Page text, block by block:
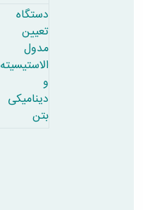
دستگاه
تعیین
مدول
الاستیسیته
و
دینامیکی
بتن